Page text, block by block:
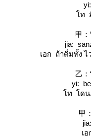
ท มี
甲
jia:
เอก ถ้าดื่มทั้ง ไ
乙：
yi:
ท โดน
甲
เ